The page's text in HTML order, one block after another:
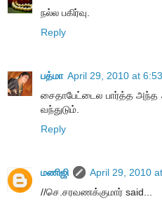
நல்ல பகிர்வு.
Reply
பத்மா April 29, 2010 at
சைதாபேட்டைல பார்த்த
வந்துடும்.
Reply
மணிஜி
April 29, 2010
//செ.சரவணக்குமார் said...